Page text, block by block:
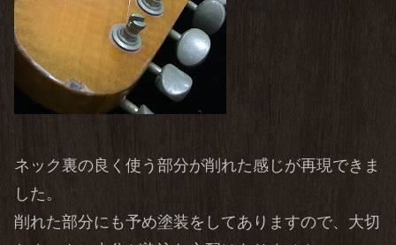
ネック裏の良く使う部分が削れた感じが再現できま
した。
削れた部分にも予め塗装をしてありますので、大切